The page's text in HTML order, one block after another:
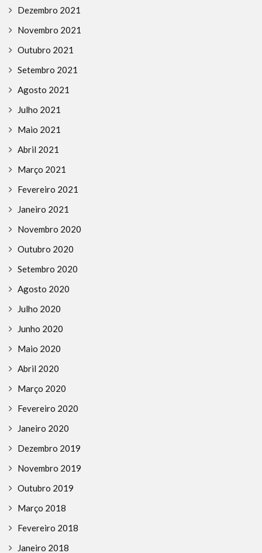
Dezembro 2021
Novembro 2021
Outubro 2021
Setembro 2021
Agosto 2021
Julho 2021
Maio 2021
Abril 2021
Março 2021
Fevereiro 2021
Janeiro 2021
Novembro 2020
Outubro 2020
Setembro 2020
Agosto 2020
Julho 2020
Junho 2020
Maio 2020
Abril 2020
Março 2020
Fevereiro 2020
Janeiro 2020
Dezembro 2019
Novembro 2019
Outubro 2019
Março 2018
Fevereiro 2018
Janeiro 2018